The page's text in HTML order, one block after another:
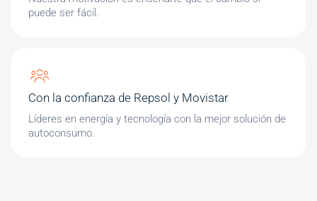
puede ser fácil.
Con la confianza de Repsol y Movistar
Líderes en energía y tecnología con la mejor solución de
autoconsumo.